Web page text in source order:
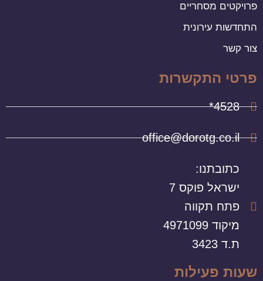
פרויקטים מסחריים
התחדשות עירונית
צור קשר
פרטי התקשרות
4528*
office@dorotg.co.il
כתובתנו:
ישראל פוקס 7
פתח תקווה
מיקוד 4971099
ת.ד 3423
שעות פעילות